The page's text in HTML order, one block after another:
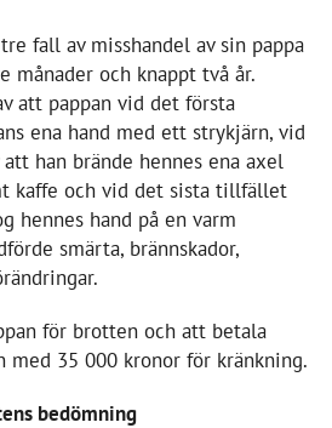
fall av misshandel av sin pappa
månader och knappt två år.
att pappan vid det första
ena hand med ett strykjärn, vid
han brände hennes ena axel
kaffe och vid det sista tillfället
hennes hand på en varm
smärta, brännskador,
för brotten och att betala
med 35 000 kronor för kränkning.
bedömning